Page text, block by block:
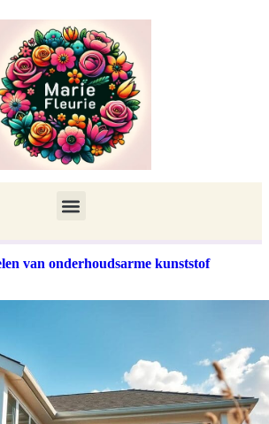
van onderhoudsarme kunststof